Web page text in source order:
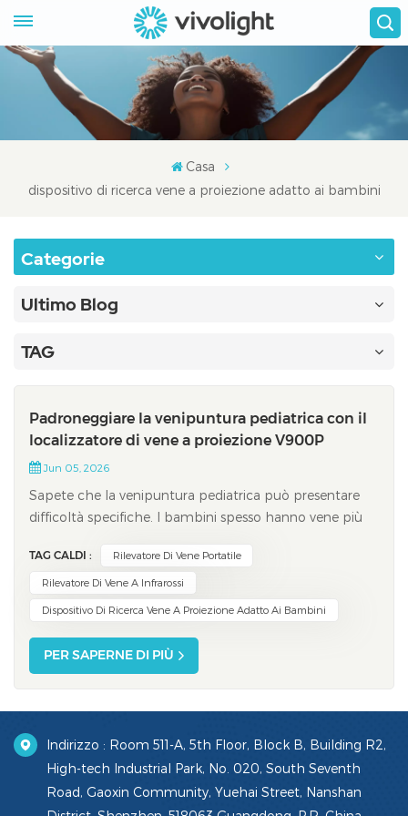
Casa
dispositivo di ricerca vene a proiezione adatto ai bambini
Categorie
Ultimo Blog
TAG
Padroneggiare la venipuntura pediatrica con il
localizzatore di vene a proiezione V900P
Jun 05, 2026
Sapete che la venipuntura pediatrica può presentare
difficoltà specifiche. I bambini spesso hanno vene più
sangue limitati. I medici riportano tassi di successo al
primo tentativo tra il 60% e l'80%. Tuttavia, questi tassi
scendono al 30-40% in...
TAG CALDI : Rilevatore Di Vene Portatile
Rilevatore Di Vene A Infrarossi
Dispositivo Di Ricerca Vene A Proiezione Adatto Ai Bambini
PER SAPERNE DI PIÙ
Indirizzo : Room 511-A, 5th Floor, Block B, Building R2,
High-tech Industrial Park, No. 020, South Seventh
Road, Gaoxin Community, Yuehai Street, Nanshan